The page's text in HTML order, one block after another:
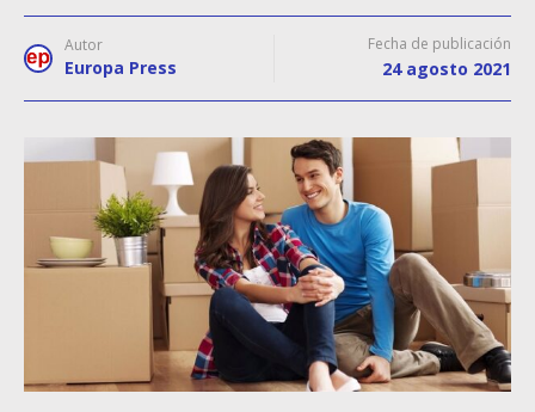
Autor
Europa Press
Fecha de publicación
24 agosto 2021